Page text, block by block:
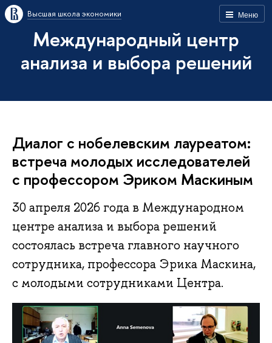
Меню
Высшая школа экономики
Международный центр
анализа и выбора решений
Диалог с нобелевским лауреатом:
встреча молодых исследователей
с профессором Эриком Маскиным
30 апреля 2026 года в Международном
центре анализа и выбора решений
состоялась встреча главного научного
сотрудника, профессора Эрика Маскина,
с молодыми сотрудниками Центра.